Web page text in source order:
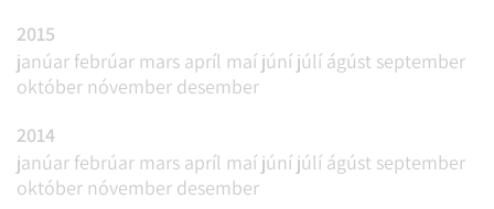
2015
janúar febrúar mars apríl maí júní júlí ágúst september
október nóvember desember
2014
janúar febrúar mars apríl maí júní júlí ágúst september
október nóvember desember